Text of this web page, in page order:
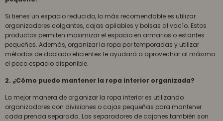
Si tienes un espacio reducido, lo más recomendable es utilizar
organizadores colgantes, cajas apilables y bolsas al vacío. Estos
productos permiten maximizar el espacio en armarios o estantes
pequeños. Además, organizar la ropa por temporadas y utilizar
métodos de doblado eficientes te ayudará a aprovechar al máximo
el poco espacio disponible.
2. ¿Cómo puedo mantener la ropa interior organizada?
La mejor manera de organizar la ropa interior es utilizando
organizadores con divisiones o cajas pequeñas para mantener
cada prenda separada. Los separadores de cajones también son